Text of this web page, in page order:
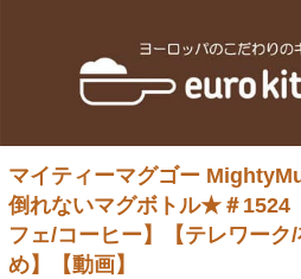
マイティーマグゴー
倒れないマグボトル★＃
フェ/コーヒー】【テレワーク
め】【動画】